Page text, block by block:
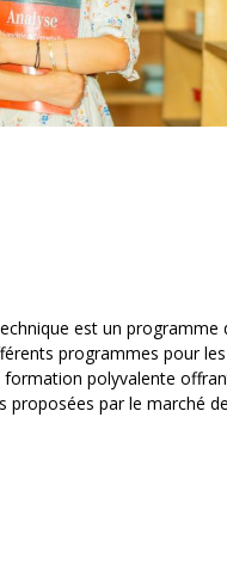
est un
programmes pour
formation polyvalente
par le marché de